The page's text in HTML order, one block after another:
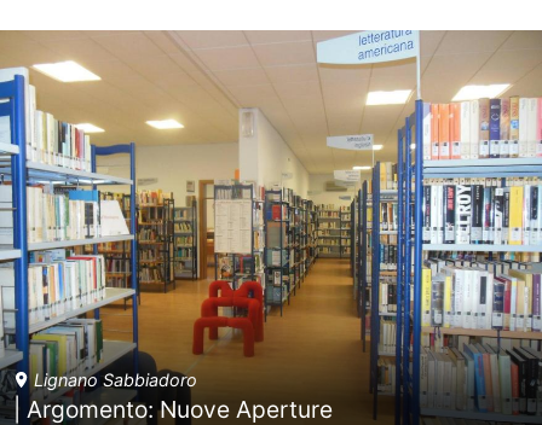
Lignano Sabbiadoro
| Argomento: Nuove Aperture